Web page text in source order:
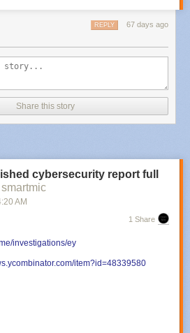
67 days ago
REPLY
Share this story
cybersecurity report full
smartmic
AM
1 Share
investigations/ey
item?id=48339580